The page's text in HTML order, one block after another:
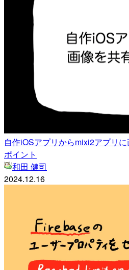
自作iOSアプリからmixi2アプリ
ポイント
和田 健司
2024.12.16